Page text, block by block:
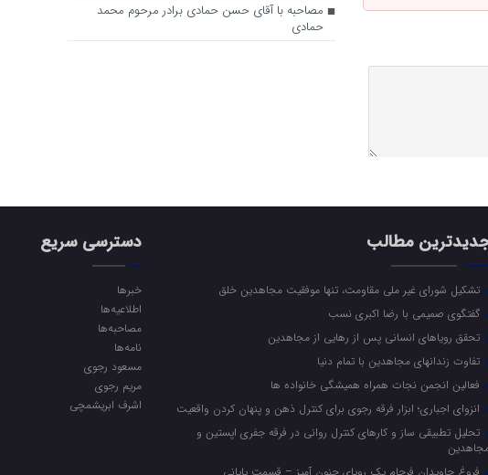
مصاحبه با آقای حسن حمادی برادر مرحوم محمد
حمادی
مطالب
تشکیل شورای غیر ملی مقاومت، تنها موفقیت مجاهدین خلق
گفتگوی صمیمی با رضا اکبری نسب
تحقق رویاهای انسانی پس از رهایی از مجاهدین
تفاوت زندانهای مجاهدین با تمام دنیا
فعالین انجمن نجات همراه همیشگی خانواده ها
انزوای اجباری؛ ابزار فرقه رجوی برای کنترل ذهن و پنهان کردن واقعیت
تحلیل تطبیقی ساز و کارهای کنترل روانی در فرقه جفری اپستین و
دسترسی سریع
خبرها
اطلاعیه‌ها
مصاحبه‌ها
نامه‌ها
مسعود رجوی
مریم رجوی
اشرف ابریشمچی